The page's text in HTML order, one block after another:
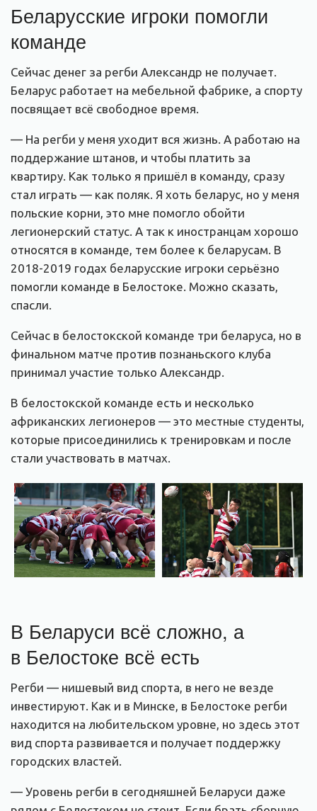
Беларусские игроки помогли
команде
Сейчас денег за регби Александр не получает.
Беларус работает на мебельной фабрике, а спорту
посвящает всё свободное время.
— На регби у меня уходит вся жизнь. А работаю на
поддержание штанов, и чтобы платить за
квартиру. Как только я пришёл в команду, сразу
стал играть — как поляк. Я хоть беларус, но у меня
польские корни, это мне помогло обойти
легионерский статус. А так к иностранцам хорошо
относятся в команде, тем более к беларусам. В
2018-2019 годах беларусские игроки серьёзно
помогли команде в Белостоке. Можно сказать,
спасли.
Сейчас в белостокской команде три беларуса, но в
финальном матче против познаньского клуба
принимал участие только Александр.
В белостокской команде есть и несколько
африканских легионеров — это местные студенты,
которые присоединились к тренировкам и после
стали участвовать в матчах.
В Беларуси всё сложно, а
в Белостоке всё есть
Регби — нишевый вид спорта, в него не везде
инвестируют. Как и в Минске, в Белостоке регби
находится на любительском уровне, но здесь этот
вид спорта развивается и получает поддержку
городских властей.
— Уровень регби в сегодняшней Беларуси даже